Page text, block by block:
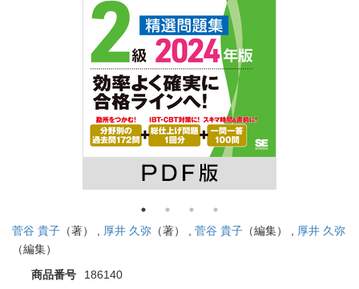
菅谷 貴子 （著） , 厚井 久弥 （著） , 菅谷 貴子 （編集） ,
厚井 久弥
（編集）
商品番号
186140